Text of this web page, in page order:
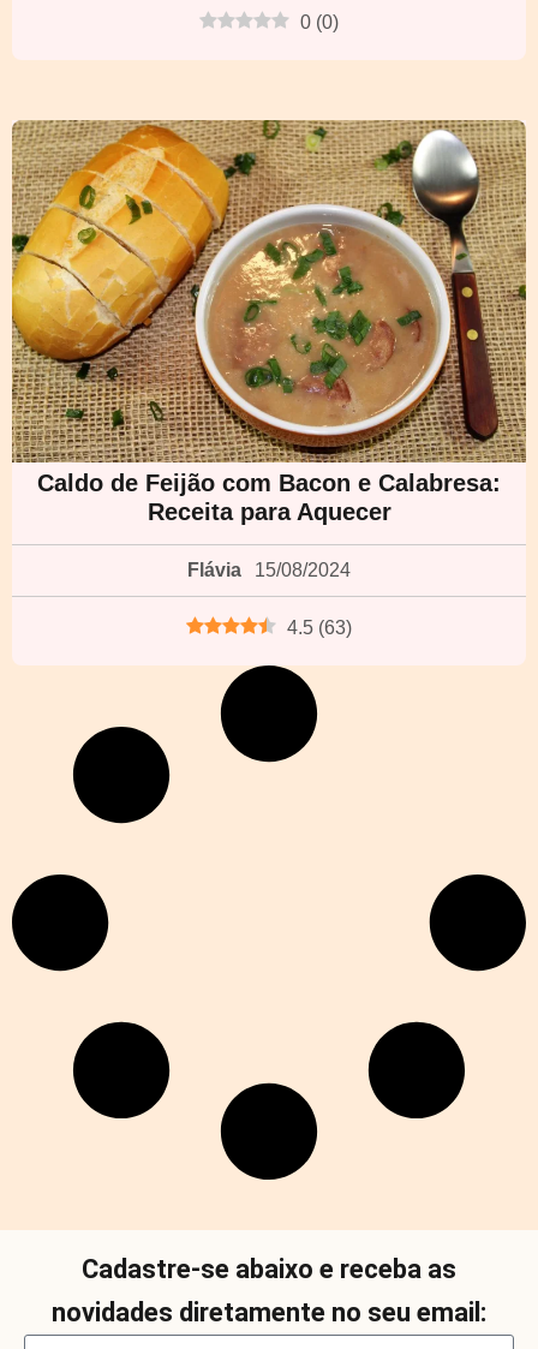
0 (0)
Caldo de Feijão com Bacon e Calabresa:
Receita para Aquecer
Flávia 15/08/2024
4.5 (63)
Cadastre-se abaixo e receba as
novidades diretamente no seu email: